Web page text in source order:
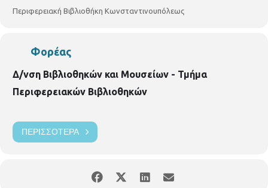
Περιφερειακή Βιβλιοθήκη Κωνσταντινουπόλεως
Φορέας
Δ/νση Βιβλιοθηκών και Μουσείων - Τμήμα
Περιφερειακών Βιβλιοθηκών
ΠΕΡΙΣΣΌΤΕΡΑ